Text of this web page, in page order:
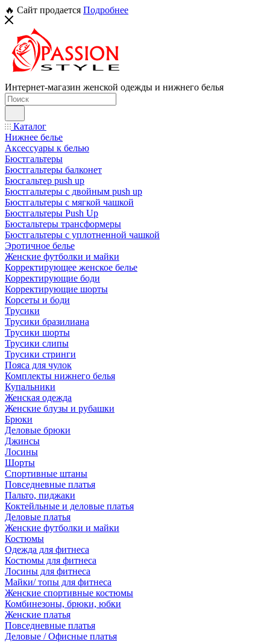
🔥 Сайт продается Подробнее
Интернет-магазин женской одежды и нижнего белья
Каталог
Нижнее белье
Аксессуары к белью
Бюстгальтеры
Бюстгальтеры балконет
Бюсгальтер push up
Бюстгальтеры с двойным push up
Бюстгальтеры с мягкой чашкой
Бюстгальтеры Push Up
Бюстальтеры трансформеры
Бюстгальтеры с уплотненной чашкой
Эротичное белье
Женские футболки и майки
Корректирующее женское белье
Корректирующие боди
Корректирующие шорты
Корсеты и боди
Трусики
Трусики бразилиана
Трусики шорты
Трусики слипы
Трусики стринги
Пояса для чулок
Комплекты нижнего белья
Купальники
Женская одежда
Женские блузы и рубашки
Брюки
Деловые брюки
Джинсы
Лосины
Шорты
Спортивные штаны
Повседневные платья
Пальто, пиджаки
Коктейльные и деловые платья
Деловые платья
Женские футболки и майки
Костюмы
Одежда для фитнеса
Костюмы для фитнеса
Лосины для фитнеса
Майки/ топы для фитнеса
Женские спортивные костюмы
Комбинезоны, брюки, юбки
Женские платья
Повседневные платья
Деловые / Офисные платья